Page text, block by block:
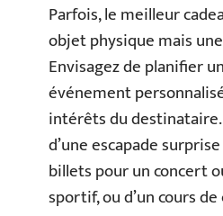
Parfois, le meilleur
objet physique mais
Envisagez de planifier
événement
intérêts du
d’une escapade
billets pour un concert
sportif, ou d’un cours